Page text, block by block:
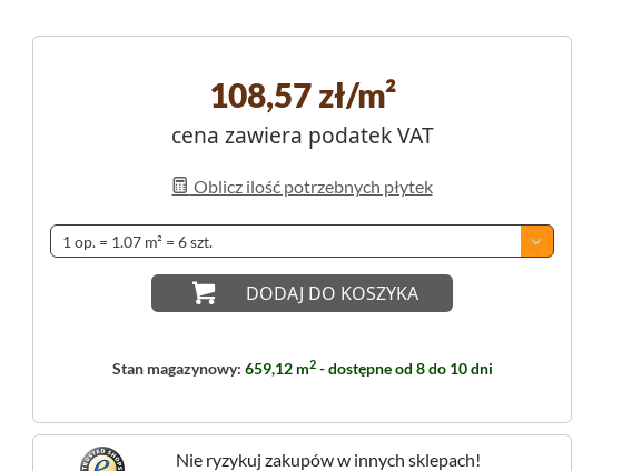
108,57zł/m²
cena zawiera podatek VAT
Oblicz ilość potrzebnych płytek
DODAJ DO KOSZYKA
Stan magazynowy: 659,12 m2- dostępne od 8 do 10 dni
Nie ryzykuj zakupów w innych sklepach!